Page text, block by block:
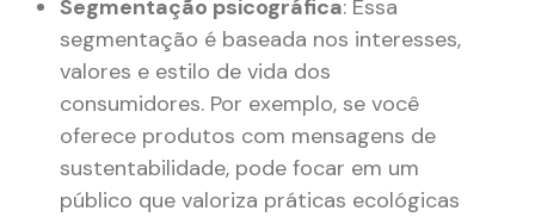
Segmentação psicográfica: Essa
segmentação é baseada nos interesses,
valores e estilo de vida dos
consumidores. Por exemplo, se você
oferece produtos com mensagens de
sustentabilidade, pode focar em um
público que valoriza práticas ecológicas